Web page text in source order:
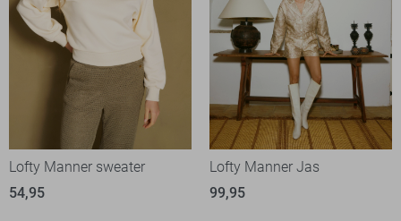
Lofty Manner sweater
54,95
Lofty Manner Jas
99,95